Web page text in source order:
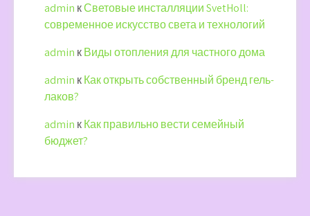
admin кСветовые инсталляции SvetHoll:
современное искусство света и технологий
admin кВиды отопления для частного дома
admin кКак открыть собственный бренд гель-
лаков?
admin кКак правильно вести семейный
бюджет?